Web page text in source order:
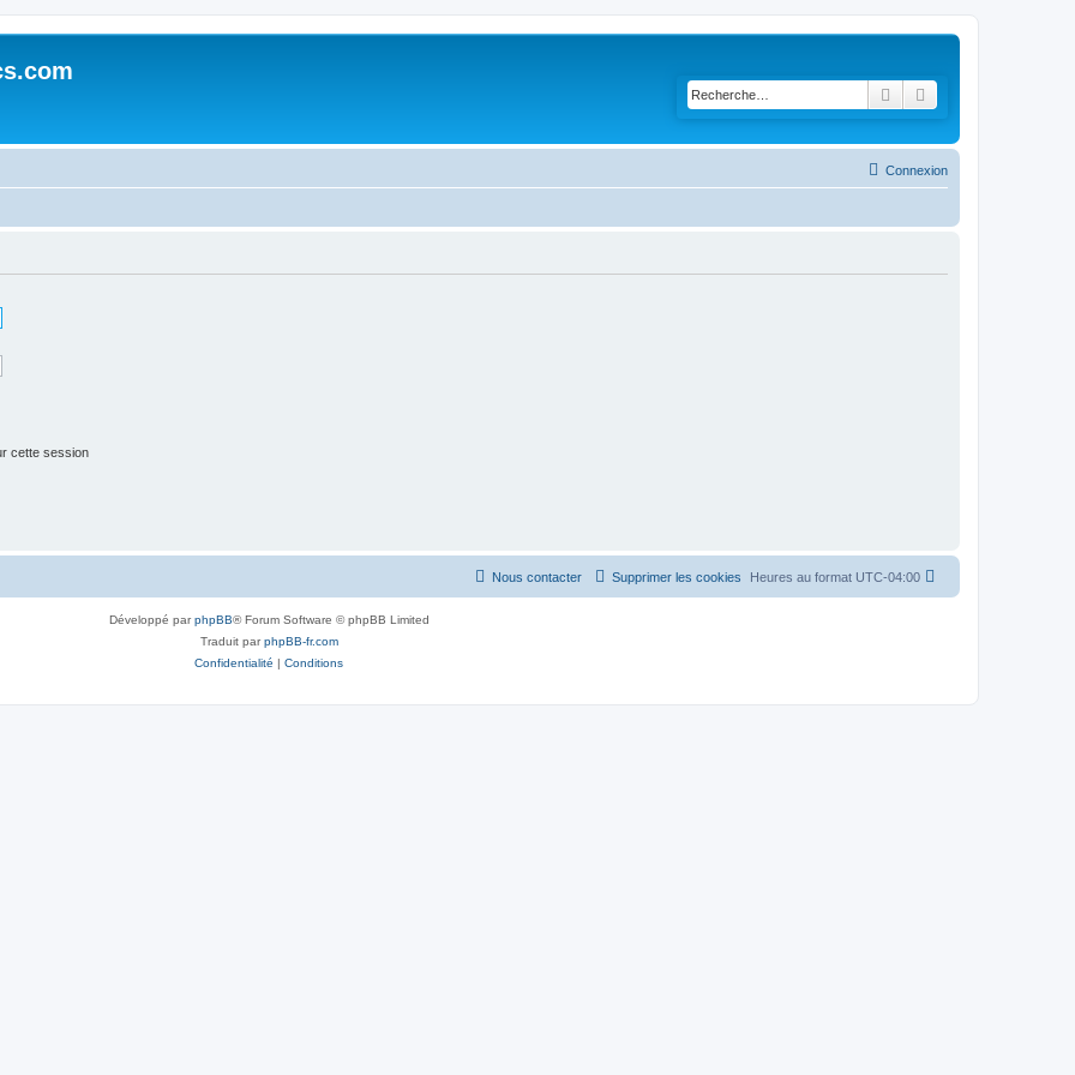
Rechercher
Connexion
cette session
Heures au format UTC-04:00
Supprimer les cookies
Nous contacter
Développé parphpBB® Forum Software © phpBB Limited
Traduit parphpBB-fr.com
Confidentialité | Conditions